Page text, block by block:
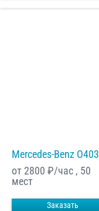
Mercedes-Benz О403
от 2800 ₽/час , 50
мест
Заказать